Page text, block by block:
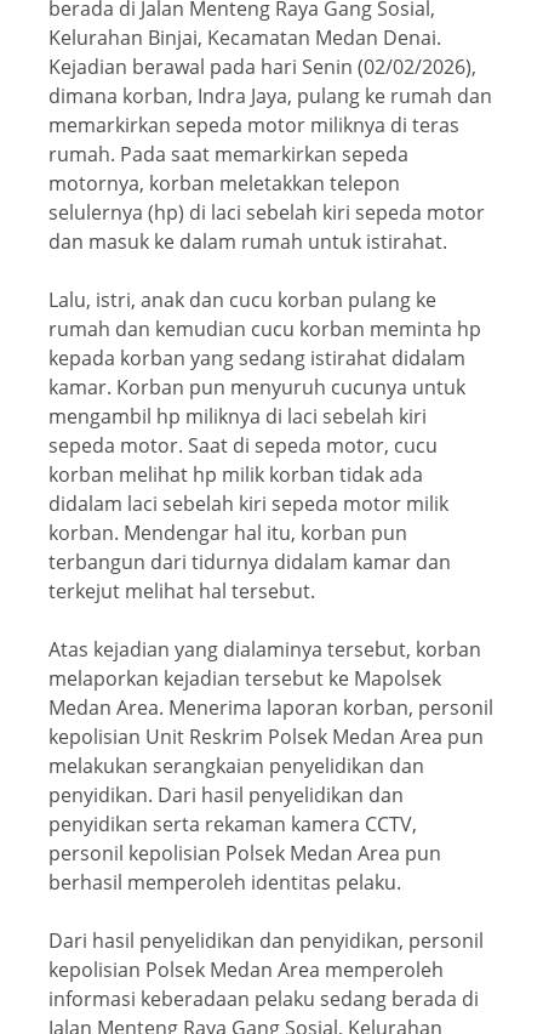
berada di Jalan Menteng Raya Gang Sosial,
Kelurahan Binjai, Kecamatan Medan Denai.
Kejadian berawal pada hari Senin (02/02/2026),
dimana korban, Indra Jaya, pulang ke rumah dan
memarkirkan sepeda motor miliknya di teras
rumah. Pada saat memarkirkan sepeda
motornya, korban meletakkan telepon
selulernya (hp) di laci sebelah kiri sepeda motor
dan masuk ke dalam rumah untuk istirahat.
Lalu, istri, anak dan cucu korban pulang ke
rumah dan kemudian cucu korban meminta hp
kepada korban yang sedang istirahat didalam
kamar. Korban pun menyuruh cucunya untuk
mengambil hp miliknya di laci sebelah kiri
sepeda motor. Saat di sepeda motor, cucu
korban melihat hp milik korban tidak ada
didalam laci sebelah kiri sepeda motor milik
korban. Mendengar hal itu, korban pun
terbangun dari tidurnya didalam kamar dan
terkejut melihat hal tersebut.
Atas kejadian yang dialaminya tersebut, korban
melaporkan kejadian tersebut ke Mapolsek
Medan Area. Menerima laporan korban, personil
kepolisian Unit Reskrim Polsek Medan Area pun
melakukan serangkaian penyelidikan dan
penyidikan. Dari hasil penyelidikan dan
penyidikan serta rekaman kamera CCTV,
personil kepolisian Polsek Medan Area pun
berhasil memperoleh identitas pelaku.
Dari hasil penyelidikan dan penyidikan, personil
kepolisian Polsek Medan Area memperoleh
informasi keberadaan pelaku sedang berada di
Jalan Menteng Raya Gang Sosial, Kelurahan